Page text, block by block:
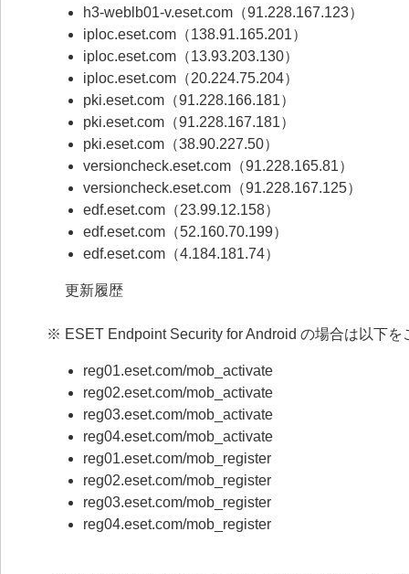
h3-weblb01-v.eset.com（91.228.167.123）
iploc.eset.com（138.91.165.201）
iploc.eset.com（13.93.203.130）
iploc.eset.com（20.224.75.204）
pki.eset.com（91.228.166.181）
pki.eset.com（91.228.167.181）
pki.eset.com（38.90.227.50）
versioncheck.eset.com（91.228.165.81）
versioncheck.eset.com（91.228.167.125）
edf.eset.com（23.99.12.158）
edf.eset.com（52.160.70.199）
edf.eset.com（4.184.181.74）
更新履歴
※ ESET Endpoint Security for Android の場合は以下を
reg01.eset.com/mob_activate
reg02.eset.com/mob_activate
reg03.eset.com/mob_activate
reg04.eset.com/mob_activate
reg01.eset.com/mob_register
reg02.eset.com/mob_register
reg03.eset.com/mob_register
reg04.eset.com/mob_register